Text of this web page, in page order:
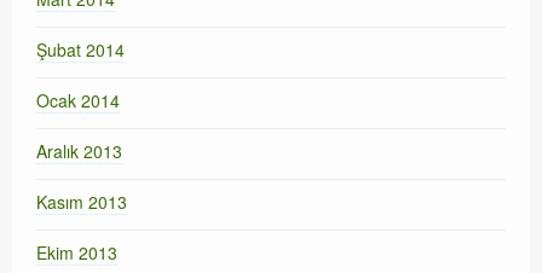
Şubat 2014
Ocak 2014
Aralık 2013
Kasım 2013
Ekim 2013